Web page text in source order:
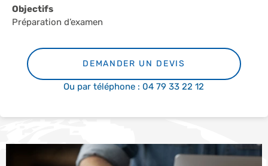
Objectifs
Préparation d’examen
DEMANDER UN DEVIS
Ou par téléphone : 04 79 33 22 12